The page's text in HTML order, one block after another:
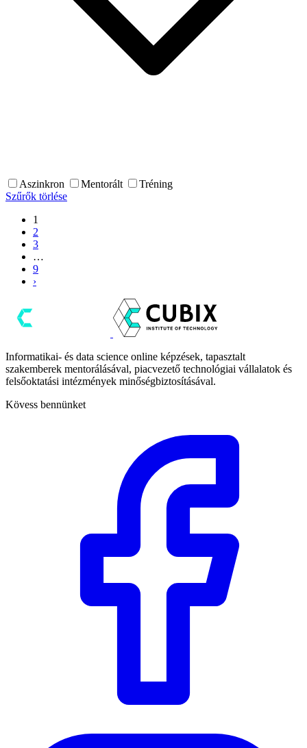
Aszinkron Mentorált
Tréning
Szűrők törlése
1
2
3
…
9
›
Informatikai- és data science online képzések, tapasztalt
szakemberek mentorálásával, piacvezető technológiai vállalatok és
felsőoktatási intézmények minőségbiztosításával.
Kövess bennünket